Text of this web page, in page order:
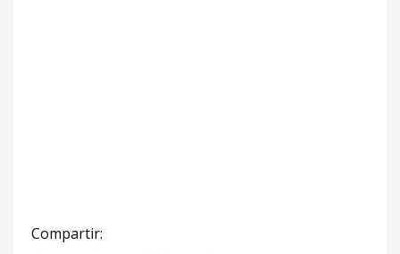
Compartir: